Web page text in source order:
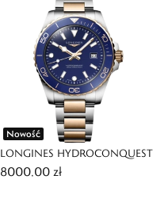
Nowość
LONGINES HYDROCONQUEST
8000,00 zł